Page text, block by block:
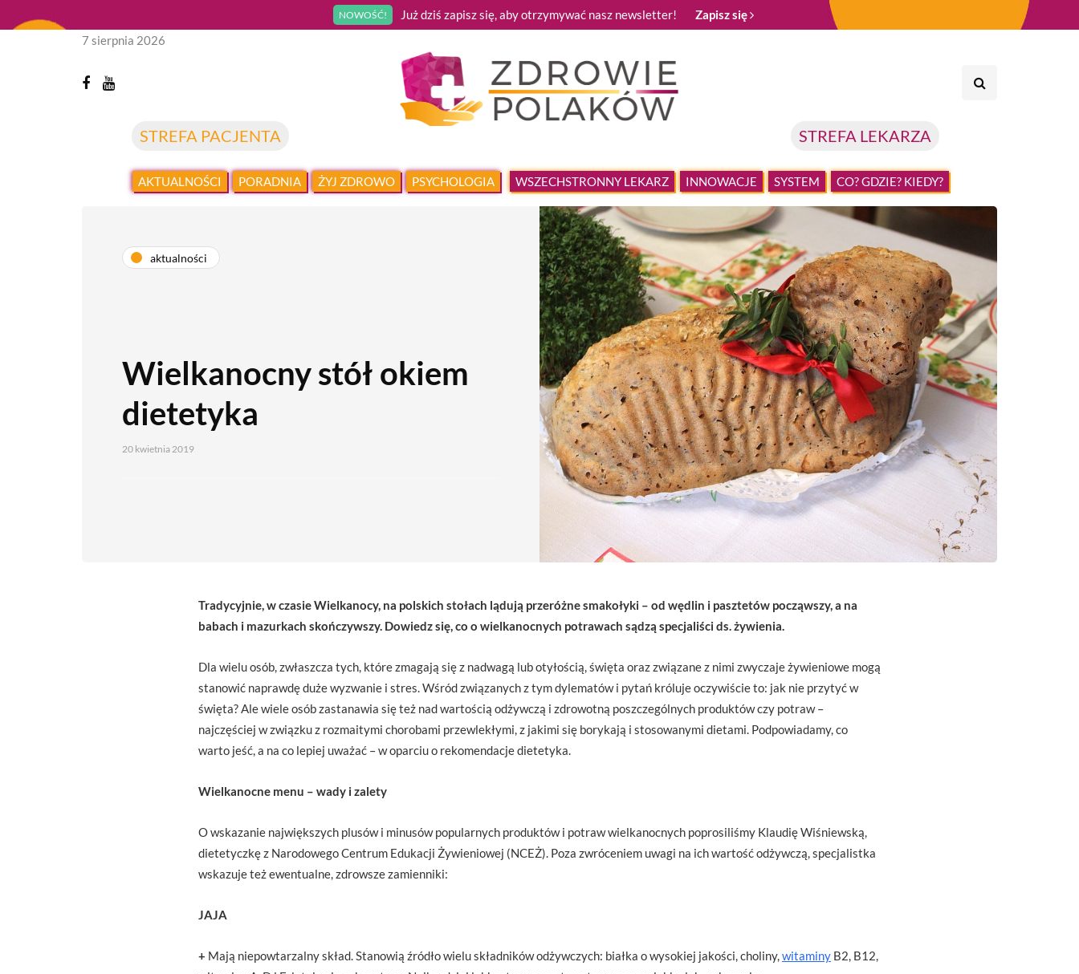
NOWOŚĆ! Już dziś zapisz się, aby otrzymywać nasz newsletter! Zapisz się
STREFA PACJENTA STREFA LEKARZA
7 sierpnia 2026
AKTUALNOŚCI PORADNIA ŻYJ ZDROWO PSYCHOLOGIA WSZECHSTRONNY LEKARZ INNOWACJE SYSTEM CO? GDZIE? KIEDY?
aktualności
Wielkanocny stół okiem
dietetyka
20 kwietnia 2019
Tradycyjnie, w czasie Wielkanocy, na polskich stołach lądują przeróżne smakołyki – od wędlin i pasztetów począwszy, a na
babach i mazurkach skończywszy. Dowiedz się, co o wielkanocnych potrawach sądzą specjaliści ds. żywienia.
Dla wielu osób, zwłaszcza tych, które zmagają się z nadwagą lub otyłością, święta oraz związane z nimi zwyczaje żywieniowe mogą
stanowić naprawdę duże wyzwanie i stres. Wśród związanych z tym dylematów i pytań króluje oczywiście to: jak nie przytyć w
święta? Ale wiele osób zastanawia się też nad wartością odżywczą i zdrowotną poszczególnych produktów czy potraw –
najczęściej w związku z rozmaitymi chorobami przewlekłymi, z jakimi się borykają i stosowanymi dietami. Podpowiadamy, co
warto jeść, a na co lepiej uważać – w oparciu o rekomendacje dietetyka.
Wielkanocne menu – wady i zalety
O wskazanie największych plusów i minusów popularnych produktów i potraw wielkanocnych poprosiliśmy Klaudię Wiśniewską,
dietetyczkę z Narodowego Centrum Edukacji Żywieniowej (NCEŻ). Poza zwróceniem uwagi na ich wartość odżywczą, specjalistka
wskazuje też ewentualne, zdrowsze zamienniki:
JAJA
+ Mają niepowtarzalny skład. Stanowią źródło wielu składników odżywczych: białka o wysokiej jakości, choliny,witaminy B2, B12,